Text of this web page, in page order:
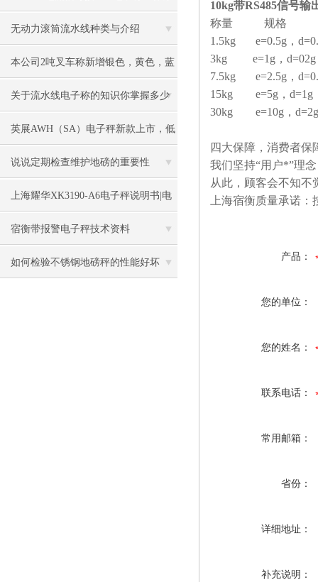
理
无动力滚筒流水线种类与介绍
本公司2吨叉车称新增银色，黄色，蓝
色，黑色可选
关于流水线电子称的知识你掌握多少
英展AWH（SA）电子秤新款上市，低
价冲市场
说说定期检查维护地磅的重要性
上海耀华XK3190-A6电子秤说明书|电
子秤|电子叉车称|磅秤
宿衡带报警电子秤技术资料
如何检验不锈钢地磅秤的性能好坏
10kg带RS485信号输
称量 规格 外
1.5kg e=0.5g，
3kg e=1g，
7.5kg e=2.5g，
15kg e=5g，
30kg e=10g，
四大保障，消费者
我们坚持“用户*”理
从此，顾客会不知不
上海宿衡质量承诺
产品：
您的单位：
您的姓名：
联系电话：
常用邮箱：
省份：
详细地址：
补充说明：